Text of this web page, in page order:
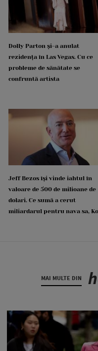
Dolly Parton și-a anulat
rezidența în Las Vegas. Cu ce
probleme de sănătate se
confruntă artista
Jeff Bezos își vinde iahtul în
valoare de 500 de milioane de
dolari. Ce sumă a cerut
miliardarul pentru nava sa,
MAI MULTE DIN